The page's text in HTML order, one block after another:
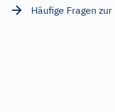
Häufige Fragen